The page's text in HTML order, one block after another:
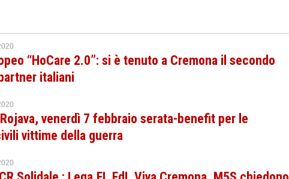
“HoCare 2.0”: si è tenuto a Cremona il secondo
italiani
venerdì 7 febbraio serata-benefit per le
vittime della guerra